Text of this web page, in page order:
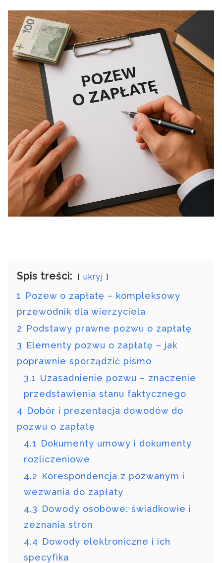
Spis treści: ukryj
1 Pozew o zapłatę – kompleksowy
przewodnik dla wierzyciela
2 Podstawy prawne pozwu o zapłatę
3 Elementy pozwu o zapłatę – jak
poprawnie sporządzić pismo
3.1 Uzasadnienie pozwu – znaczenie
przedstawienia stanu faktycznego
4 Dobór i prezentacja dowodów do
pozwu o zapłatę
4.1 Dokumenty umowy i dokumenty
rozliczeniowe
4.2 Korespondencja z pozwanym i
wezwania do zapłaty
4.3 Dowody osobowe: świadkowie i
zeznania stron
4.4 Dowody elektroniczne i ich
specyfika